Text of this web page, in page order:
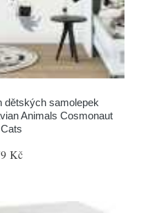
dětských samolepek
Animals Cosmonaut
Cats
Kč